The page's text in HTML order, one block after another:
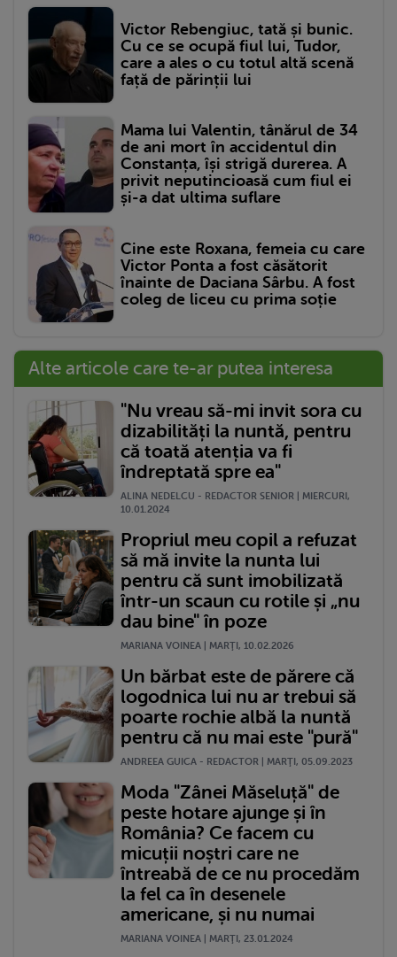
Victor Rebengiuc, tată și bunic.
Cu ce se ocupă fiul lui, Tudor,
care a ales o cu totul altă scenă
față de părinții lui
Mama lui Valentin, tânărul de 34
de ani mort în accidentul din
Constanța, își strigă durerea. A
privit neputincioasă cum fiul ei
și-a dat ultima suflare
Cine este Roxana, femeia cu care
Victor Ponta a fost căsătorit
înainte de Daciana Sârbu. A fost
coleg de liceu cu prima soție
Alte articole care te-ar putea interesa
"Nu vreau să-mi invit sora cu
dizabilități la nuntă, pentru
că toată atenția va fi
îndreptată spre ea"
ALINA NEDELCU - REDACTOR SENIOR | MIERCURI,
10.01.2024
Propriul meu copil a refuzat
să mă invite la nunta lui
pentru că sunt imobilizată
într-un scaun cu rotile și „nu
dau bine" în poze
MARIANA VOINEA | MARŢI, 10.02.2026
Un bărbat este de părere că
logodnica lui nu ar trebui să
poarte rochie albă la nuntă
pentru că nu mai este "pură"
ANDREEA GUICA - REDACTOR | MARŢI, 05.09.2023
Moda "Zânei Măseluță" de
peste hotare ajunge și în
România? Ce facem cu
micuții noștri care ne
întreabă de ce nu procedăm
la fel ca în desenele
americane, și nu numai
MARIANA VOINEA | MARŢI, 23.01.2024